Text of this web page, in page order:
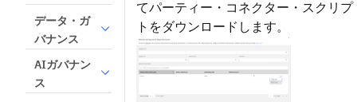
データ・ガ
バナンス
AIガバナン
ス
てパーティー・コネクター・スクリプ
トをダウンロードします。